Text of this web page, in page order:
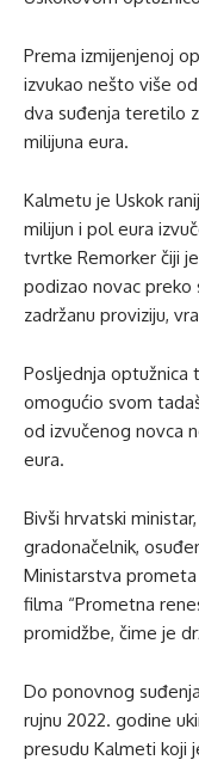
Prema izmijenjenoj
izvukao nešto više
dva suđenja teretilo
milijuna eura.
Kalmetu je Uskok
milijun i pol eura
tvrtke Remorker čiji
podizao novac
zadržanu proviziju,
Posljednja optužnica
omogućio svom
od izvučenog novca
eura.
Bivši hrvatski
gradonačelnik,
Ministarstva
filma “Prometna
promidžbe, čime je
Do ponovnog
rujnu 2022. godine
presudu Kalmeti koji